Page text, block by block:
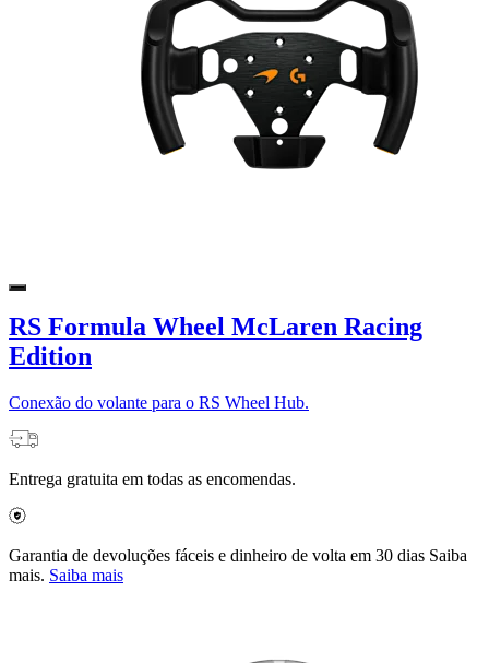
RS Formula Wheel McLaren Racing
Edition
Conexão do volante para o RS Wheel Hub.
Entrega gratuita em todas as encomendas.
Garantia de devoluções fáceis e dinheiro de volta em 30 dias Saiba
mais. Saiba mais